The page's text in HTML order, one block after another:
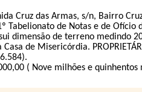
Cruz das Armas, s/n, Bairro
Tabelionato de Notas e de
dimensão de terreno medindo
de Misericórdia.
( Nove milhões e